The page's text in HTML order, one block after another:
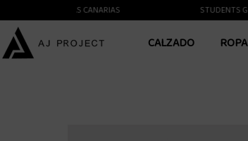
A LAS ISLAS CANARIAS STUDENTS GOLF
CALZADO ROPA